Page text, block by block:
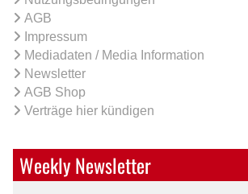
AGB
Impressum
Mediadaten / Media Information
Newsletter
AGB Shop
Verträge hier kündigen
Weekly Newsletter